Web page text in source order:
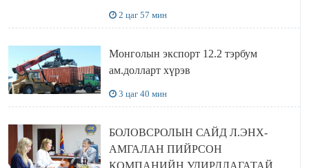
2 цаг 57 мин
Монголын экспорт 12.2 тэрбум
ам.долларт хүрэв
3 цаг 40 мин
БОЛОВСРОЛЫН САЙД Л.ЭНХ-
АМГАЛАН ПИЙРСОН
КОМПАНИЙН УДИРДЛАГАТАЙ